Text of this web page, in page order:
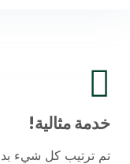
خدمة مثالية!
تم ترتيب كل شيء
اقرأ